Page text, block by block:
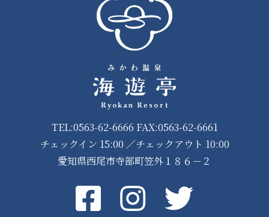
TEL:0563-62-6666 FAX:0563-62-6661
チェックイン 15:00 ／チェックアウト 10:00
愛知県西尾市寺部町笠外１８６－２
FacebookinstagramTwitter